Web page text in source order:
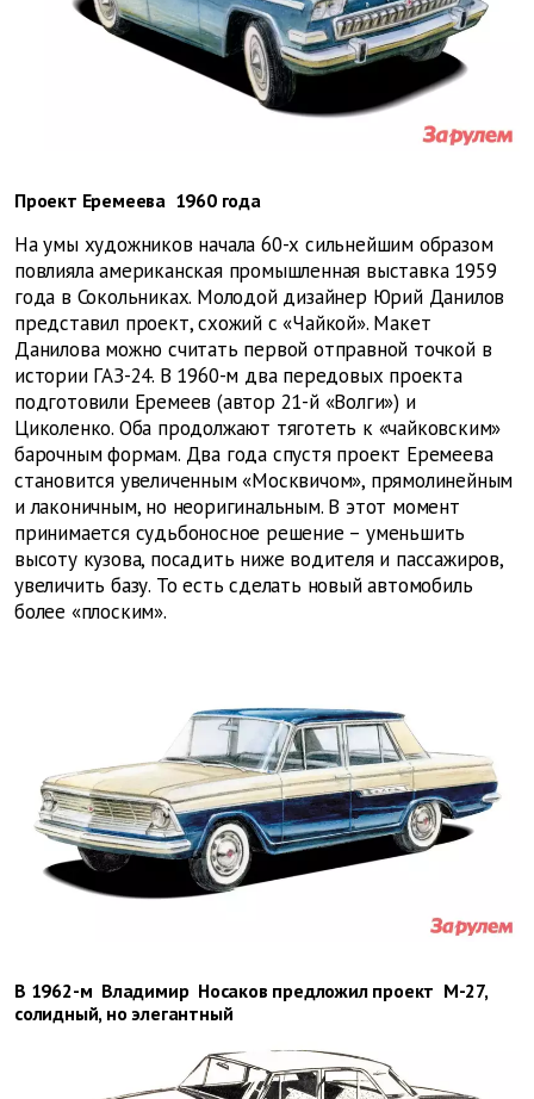
Проект Еремеева 1960 года
На умы художников начала 60-х сильнейшим образом
повлияла американская промышленная выставка 1959
года в Сокольниках. Молодой дизайнер Юрий Данилов
представил проект, схожий с «Чайкой». Макет
Данилова можно считать первой отправной точкой в
истории ГАЗ-24. В 1960-м два передовых проекта
подготовили Еремеев (автор 21-й «Волги») и
Циколенко. Оба продолжают тяготеть к «чайковским»
барочным формам. Два года спустя проект Еремеева
становится увеличенным «Москвичом», прямолинейным
и лаконичным, но неоригинальным. В этот момент
принимается судьбоносное решение – уменьшить
высоту кузова, посадить ниже водителя и пассажиров,
увеличить базу. То есть сделать новый автомобиль
более «плоским».
В 1962-м Владимир Носаков предложил проект М-27,
солидный, но элегантный